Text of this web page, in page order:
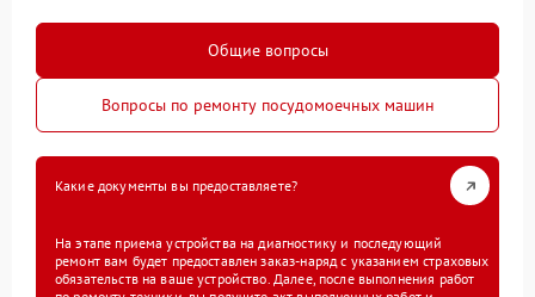
Общие вопросы
Вопросы по ремонту посудомоечных машин
Какие документы вы предоставляете?
На этапе приема устройства на диагностику и последующий
ремонт вам будет предоставлен заказ-наряд с указанием страховых
обязательств на ваше устройство. Далее, после выполнения работ